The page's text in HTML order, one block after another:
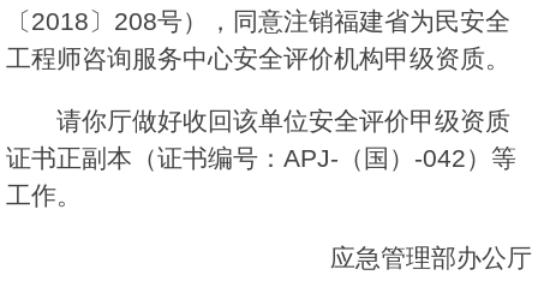
〔2018〕208号），同意注销福建省为民安全
工程师咨询服务中心安全评价机构甲级资质。
请你厅做好收回该单位安全评价甲级资质
证书正副本（证书编号：APJ-（国）-042）等
工作。
应急管理部办公厅